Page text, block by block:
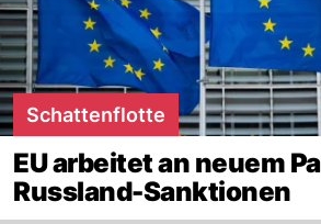
Schattenflotte
EU arbeitet an neuem
Russland-Sanktionen